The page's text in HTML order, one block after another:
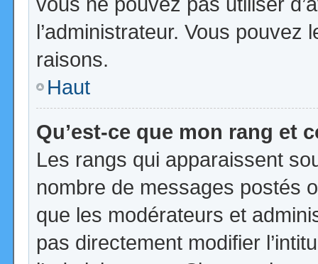
l’administrateur. Vous
raisons.
Haut
Qu’est-ce que mon rang et
Les rangs qui apparaissent
nombre de messages postés
que les modérateurs et
pas directement modifier